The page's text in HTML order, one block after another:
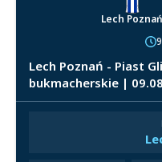
Lech Poznań
Lech Poznań - Piast
bukmacherskie |